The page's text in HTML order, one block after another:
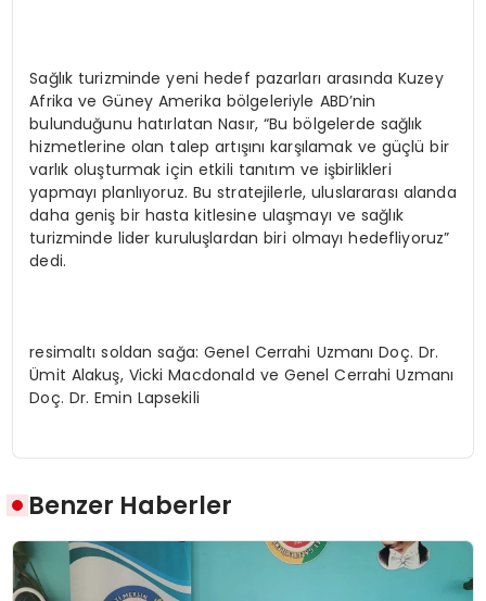
Sağlık turizminde yeni hedef pazarları arasında Kuzey
Afrika ve Güney Amerika bölgeleriyle ABD’nin
bulunduğunu hatırlatan Nasır, “Bu bölgelerde sağlık
hizmetlerine olan talep artışını karşılamak ve güçlü bir
varlık oluşturmak için etkili tanıtım ve işbirlikleri
yapmayı planlıyoruz. Bu stratejilerle, uluslararası alanda
daha geniş bir hasta kitlesine ulaşmayı ve sağlık
turizminde lider kuruluşlardan biri olmayı hedefliyoruz”
dedi.
resimaltı soldan sağa: Genel Cerrahi Uzmanı Doç. Dr.
Ümit Alakuş, Vicki Macdonald ve Genel Cerrahi Uzmanı
Doç. Dr. Emin Lapsekili
Benzer Haberler